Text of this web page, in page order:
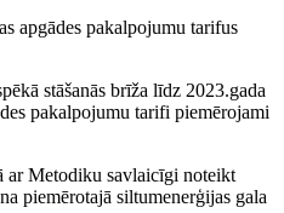
apgādes pakalpojumu tarifus
stāšanās brīža līdz 2023.gada
pakalpojumu tarifi piemērojami
Metodiku savlaicīgi noteikt
piemērotajā siltumenerģijas gala